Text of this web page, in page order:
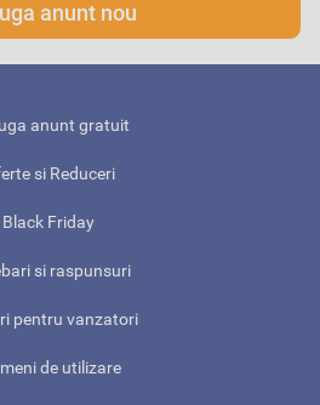
anunt nou
anunt gratuit
si Reduceri
Black Friday
si raspunsuri
pentru vanzatori
de utilizare